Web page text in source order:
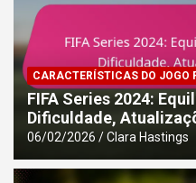
CARACTERÍSTICAS DO JOGO
FIFA Series 2024:
Dificuldade,
06/02/2026 Clara Hastings